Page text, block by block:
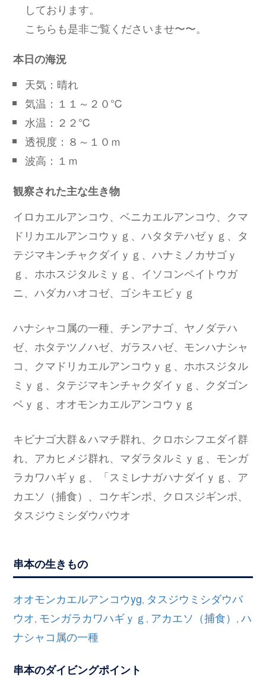
しております。
こちらも是非ご覧くださいませ〜〜。
本日の海況
天気：晴れ
気温：１１～２０℃
水温：２２℃
透視度：８～１０ｍ
波高：１ｍ
観察された主な生き物
イロカエルアンコウ、ベニカエルアンコウ、クマ
ドリカエルアンコウｙｇ、ハタタテハゼｙｇ、タ
テジマキンチャクダイｙｇ、ハナミノカサゴｙ
ｇ、ホホスジタルミｙｇ、イソコンペイトウガ
ニ、ハダカハオコゼ、ゴシキエビｙｇ
ハナシャコ属の一種、チンアナゴ、ヤノダテハ
ゼ、ホタテツノハゼ、ガラスハゼ、モンハナシャ
コ、クマドリカエルアンコウｙｇ、ホホスジタル
ミｙｇ、タテジマキンチャクダイｙｇ、クダゴン
ベｙｇ、オオモンカエルアンコウｙｇ
キビナゴ大群＆ハマチ群れ、クロホシフエダイ群
れ、アカヒメジ群れ、マダラタルミｙｇ、モンガ
ラカワハギｙｇ、「スミレナガハナダイｙｇ、ア
カエソ（捕食）、コケギンポ、クロスジギンポ、
タスジウミシダウバウオ
串本の生きもの
オオモンカエルアンコウyg, タスジウミシダウバ
ウオ, モンガラカワハギｙｇ , アカエソ（捕食） ,ハ
ナシャコ属の一種
串本のダイビングポイント